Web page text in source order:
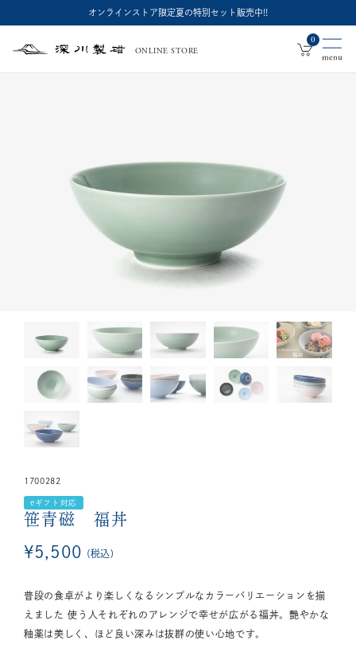
オンラインストア限定夏の特別セット販売中!!
深
ONLINE STORE
0
1700282
eギフト対応
笹青磁 福丼
¥ 5,500 税込
普段の食卓がより楽しくなるシンプルなカラーバリエーションを揃
えました 使う人それぞれのアレンジで幸せが広がる福丼。艷やかな
釉薬は美しく、ほど良い深みは抜群の使い心地です。